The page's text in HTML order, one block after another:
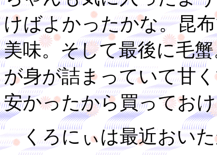
けばよかったかな。昆
美味。そして最後に毛
が身が詰まっていて甘
安かったから買ってお
くろにぃは最近おいた